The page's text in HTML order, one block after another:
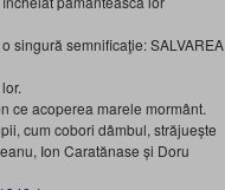
singură semnificaţie: SALVAREA
ce acoperea marele mormânt.
cum cobori dâmbul, străjueşte
Ion Caratănase şi Doru